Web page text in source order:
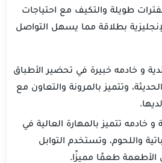
طويلة والتكيف مع احتياجات
بطلاقة مما يسهل التواصل
و خادمه خبيرة في تحضير الأطباق
وتتميز بالمرونة والتعاون مع
و خادمه تتميز بالمهارة العالية في
واللحوم، وتستخدم التوابل
الأطعمة طعمًا مميزًا.